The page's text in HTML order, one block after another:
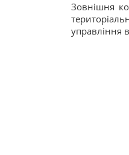
Зовнішня
управління